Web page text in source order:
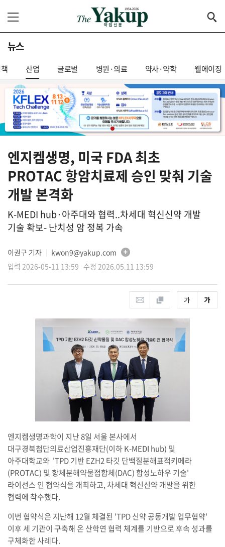
뉴스
산업 글로벌 병원·의료 약사·약학 웰에이징
엔지켐생명, 미국 FDA 최초
PROTAC 항암치료제 승인 맞춰 기술
개발 본격화
K-MEDI hub·아주대와 협력..차세대 혁신신약 개발
기술 확보- 난치성 암 정복 가속
이권구 기자
kwon9@yakup.com
입력 2026-05-11 13:59 수정 2026.05.11 13:59
엔지켐생명과학이 지난 8일 서울 본사에서
대구경북첨단의료산업진흥재단(이하 K-MEDI hub) 및
아주대학교와 'TPD 기반 EZH2 타깃 단백질분해표적키메라
(PROTAC) 및 항체분해약물접합체(DAC) 합성노하우 기술'
라이선스 인 협약식을 개최하고, 차세대 혁신신약 개발을 위한
협력에 착수했다.
이번 협약식은 지난해 12월 체결된 'TPD 신약 공동개발 업무협약'
이후 세 기관이 구축해 온 산학연 협력 체계를 기반으로 후속 성과를
구체화한 사례다.